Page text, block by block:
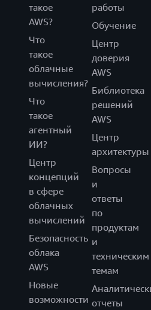
такое
AWS?
Что
такое
облачные
вычисления?
Что
такое
агентный
ИИ?
Центр
концепций
в сфере
облачных
вычислений
Безопасность
облака
AWS
Новые
возможности
работы
Обучение
Центр
доверия
AWS
Библиотека
решений
AWS
Центр
архитектуры
Вопросы
и
ответы
по
продуктам
и
техническим
темам
отчеты